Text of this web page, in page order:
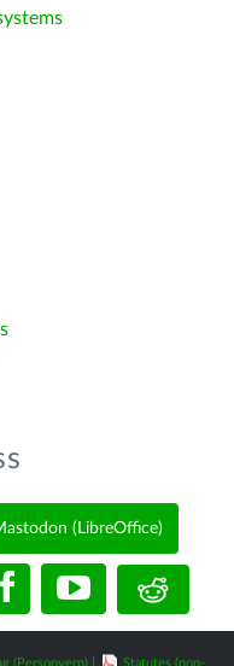
(LibreOffice)
(Personvern)| Statutes (non-